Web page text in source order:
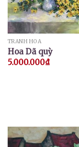
TRANH HOA
Hoa Dã quỳ
5.000.000₫